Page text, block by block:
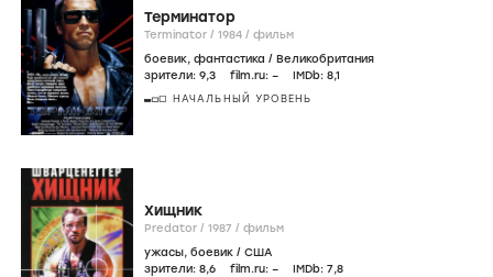
Терминатор
Terminator / 1984 / фильм
боевик, фантастика / Великобритания
зрители: 9,3 film.ru: – IMDb: 8,1
НАЧАЛЬНЫЙ УРОВЕНЬ
Хищник
Predator / 1987 / фильм
ужасы, боевик / США
зрители: 8,6 film.ru: – IMDb: 7,8